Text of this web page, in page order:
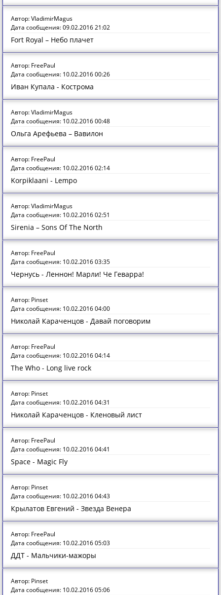
Автор: VladimirMagus
Дата сообщения: 09.02.2016 21:02
Fort Royal – Небо плачет
Автор: FreePaul
Дата сообщения: 10.02.2016 00:26
Иван Купала - Кострома
Автор: VladimirMagus
Дата сообщения: 10.02.2016 00:48
Ольга Арефьева – Вавилон
Автор: FreePaul
Дата сообщения: 10.02.2016 02:14
Korpiklaani - Lempo
Автор: VladimirMagus
Дата сообщения: 10.02.2016 02:51
Sirenia – Sons Of The North
Автор: FreePaul
Дата сообщения: 10.02.2016 03:35
Чернусь - Леннон! Марли! Че Геварра!
Автор: Pinset
Дата сообщения: 10.02.2016 04:00
Николай Караченцов - Давай поговорим
Автор: FreePaul
Дата сообщения: 10.02.2016 04:14
The Who - Long live rock
Автор: Pinset
Дата сообщения: 10.02.2016 04:31
Николай Караченцов - Кленовый лист
Автор: FreePaul
Дата сообщения: 10.02.2016 04:41
Space - Magic Fly
Автор: Pinset
Дата сообщения: 10.02.2016 04:43
Крылатов Евгений - Звезда Венера
Автор: FreePaul
Дата сообщения: 10.02.2016 05:03
ДДТ - Мальчики-мажоры
Автор: Pinset
Дата сообщения: 10.02.2016 05:06